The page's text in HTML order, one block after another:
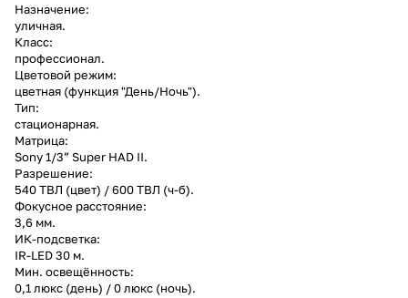
Назначение:
уличная.
Класс:
профессионал.
Цветовой режим:
цветная (функция "День/Ночь").
Тип:
стационарная.
Матрица:
Sony 1/3” Super HAD II.
Разрешение:
540 ТВЛ (цвет) / 600 ТВЛ (ч-б).
Фокусное расстояние:
3,6 мм.
ИК-подсветка:
IR-LED 30 м.
Мин. освещённость:
0,1 люкс (день) / 0 люкс (ночь).